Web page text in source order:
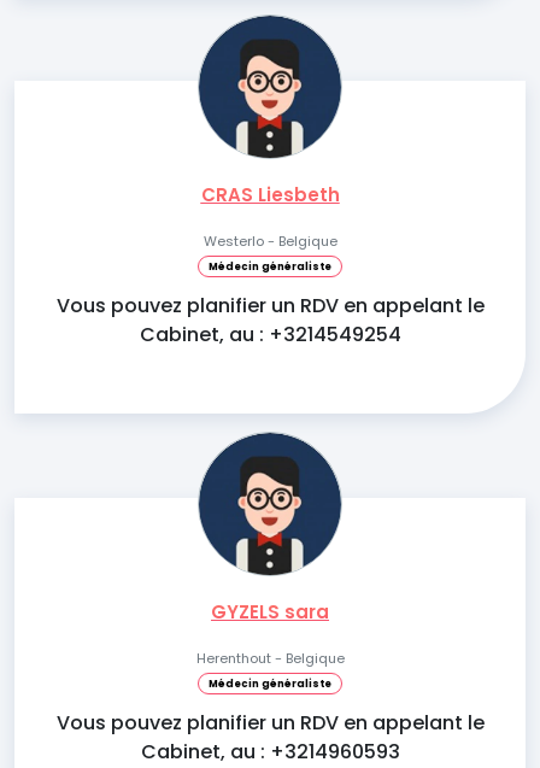
CRAS Liesbeth
Westerlo - Belgique
Médecin généraliste
Vous pouvez planifier un RDV en appelant le
Cabinet, au : +3214549254
GYZELS sara
Herenthout - Belgique
Médecin généraliste
Vous pouvez planifier un RDV en appelant le
Cabinet, au : +3214960593